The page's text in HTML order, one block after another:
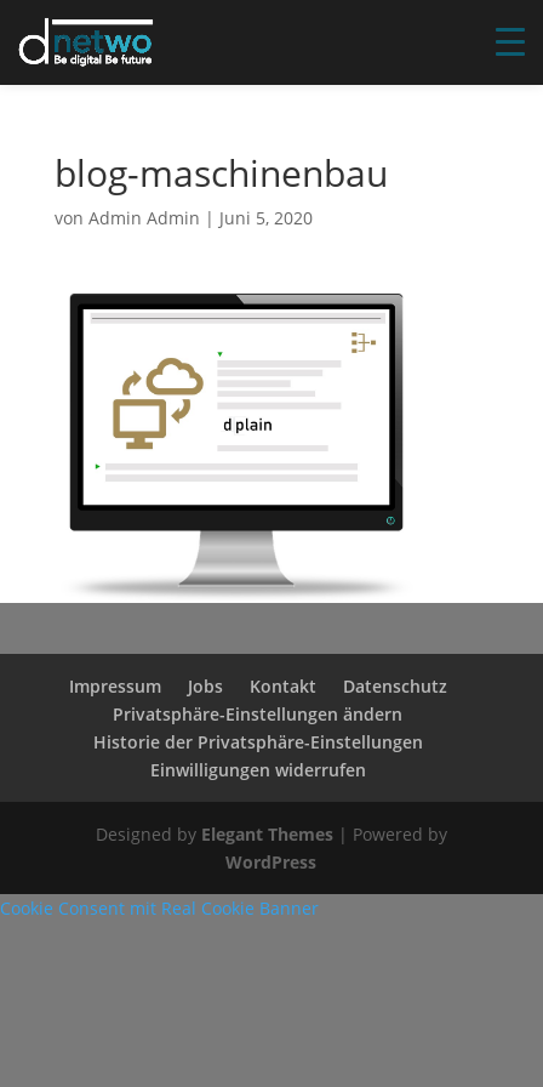
blog-maschinenbau
von Admin Admin | Juni 5, 2020
Impressum Jobs Kontakt
Datenschutz
Privatsphäre-Einstellungen ändern
Historie der Privatsphäre-Einstellungen
Einwilligungen widerrufen
Designed by Elegant Themes| Powered by
WordPress
Cookie Consent mit Real Cookie Banner